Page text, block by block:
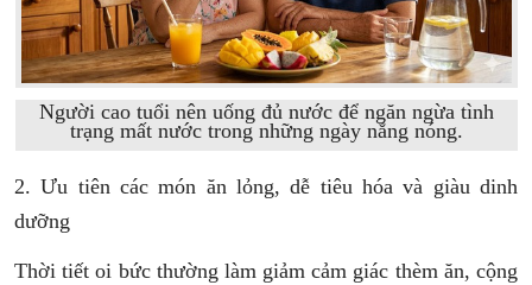
Người cao tuổi nên uống đủ nước để ngăn ngừa tình
trạng mất nước trong những ngày nắng nóng.
2. Ưu tiên các món ăn lỏng, dễ tiêu hóa và giàu dinh
dưỡng
Thời tiết oi bức thường làm giảm cảm giác thèm ăn, cộng